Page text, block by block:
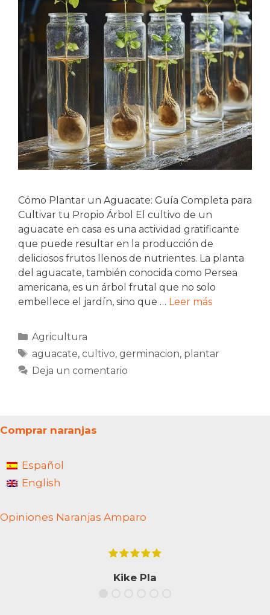
Cómo Plantar un Aguacate: Guía Completa para
Cultivar tu Propio Árbol El cultivo de un
aguacate en casa es una actividad gratificante
que puede resultar en la producción de
deliciosos frutos llenos de nutrientes. La planta
del aguacate, también conocida como Persea
americana, es un árbol frutal que no solo
embellece el jardín, sino que … Leer más
Categorías
Agricultura
Etiquetas
aguacate, cultivo, germinacion, plantar
Deja un comentario
Comprar naranjas
Español
English
Opiniones Naranjas Amparo
Kike Pla